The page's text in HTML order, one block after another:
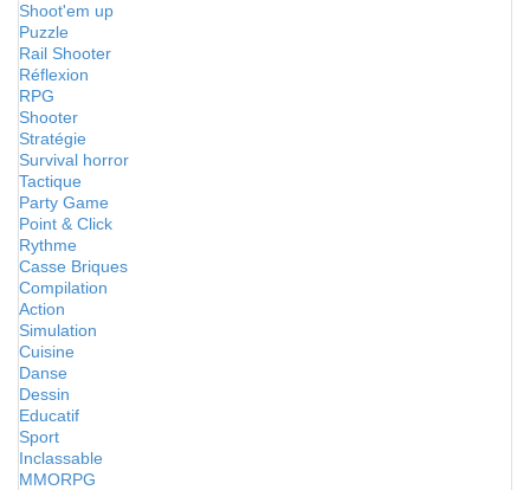
Shoot'em up
Puzzle
Rail Shooter
Réflexion
RPG
Shooter
Stratégie
Survival horror
Tactique
Party Game
Point & Click
Rythme
Casse Briques
Compilation
Action
Simulation
Cuisine
Danse
Dessin
Educatif
Sport
Inclassable
MMORPG